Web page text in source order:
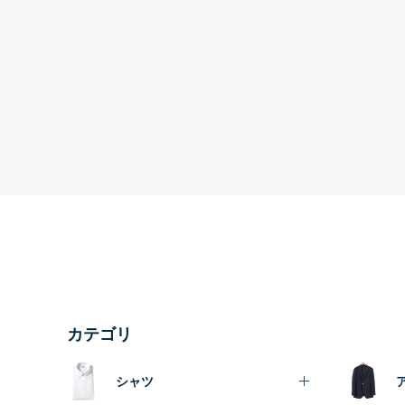
カテゴリ
シャツ